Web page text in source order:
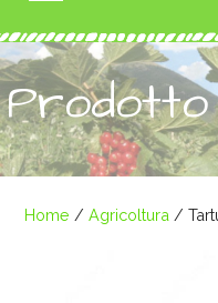
Prodotto
Home /Agricoltura /